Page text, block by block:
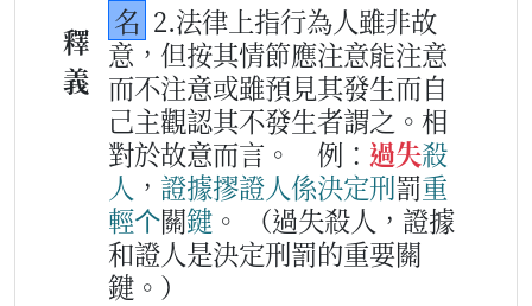
釋
義
名 2.法律上指行為人雖非故
意，但按其情節應注意能注意
而不注意或雖預見其發生而自
己主觀認其不發生者謂之。相
對於故意而言。
例： 過失殺
人 ， 證據摎證人係決定刑罰重
輕个關鍵 。
（過失殺人，證據
和證人是決定刑罰的重要關
鍵。）